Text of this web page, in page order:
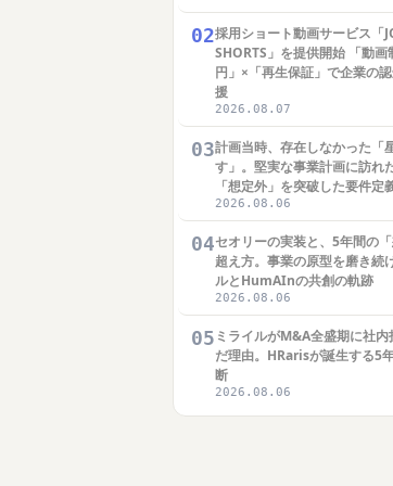
02採用ショート動画サービス「
SHORTS」を提供開始 「動画
円」×「再生保証」で企業の
援
2026.08.07
03計画当時、存在しなかった「
す」。堅実な事業計画に訪れ
「想定外」を突破した要件定
2026.08.06
04セオリーの実装と、5年間の
超え方。事業の原型を磨き続
ルとHumAInの共創の軌跡
2026.08.06
05 ミライルがM&A全盛期に社
だ理由。HRarisが誕生する5
断
2026.08.06